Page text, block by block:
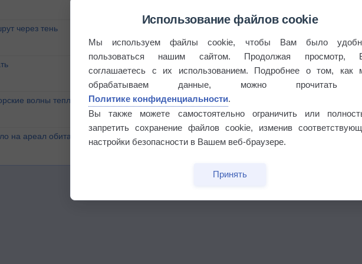
через тень
волны тепла
на ареал обитания бабочек
Использование файлов cookie
Мы используем файлы cookie, чтобы Вам было
пользоваться нашим сайтом. Продолжая просмотр,
соглашаетесь с их использованием. Подробнее о том, как
обрабатываем данные, можно прочитать
Политике конфиденциальности.
Вы также можете самостоятельно ограничить или
запретить сохранение файлов cookie, изменив
настройки безопасности в Вашем веб-браузере.
Принять